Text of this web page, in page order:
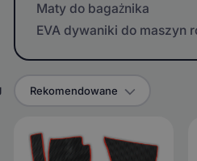
Maty do bagażnika
EVA dywaniki do maszyn
Rekomendowane